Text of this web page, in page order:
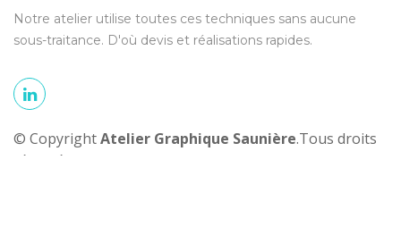
Notre atelier utilise toutes ces techniques sans aucune
sous-traitance. D'où devis et réalisations rapides.
© CopyrightAtelier Graphique Saunière.Tous droits
réservés